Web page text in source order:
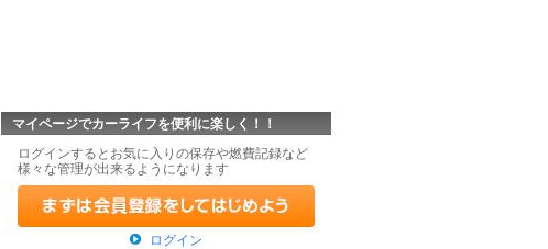
マイページでカーライフを便利に楽しく！！
ログインするとお気に入りの保存や燃費記録など
様々な管理が出来るようになります
ログイン